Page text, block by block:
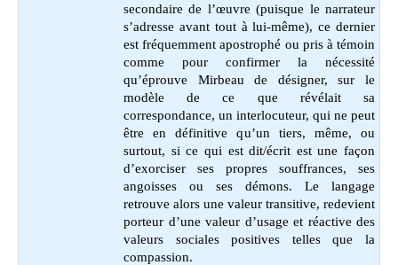
secondaire de l’œuvre (puisque le narrateur
s’adresse avant tout à lui-même), ce dernier
est fréquemment apostrophé ou pris à témoin
comme pour confirmer la nécessité
qu’éprouve Mirbeau de désigner, sur le
modèle de ce que révélait sa
correspondance, un interlocuteur, qui ne peut
être en définitive qu’un tiers, même, ou
surtout, si ce qui est dit/écrit est une façon
d’exorciser ses propres souffrances, ses
angoisses ou ses démons. Le langage
retrouve alors une valeur transitive, redevient
porteur d’une valeur d’usage et réactive des
valeurs sociales positives telles que la
compassion.